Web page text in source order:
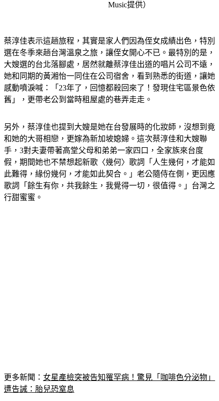
Music提供）
蔡淳佳表示這趟旅程，其實是家人們因為侄女成績出色，特別
選在冬季來趟台灣溫泉之旅，讓侄女開心不已。最特別的是，
大嫂選的台北落腳處，居然就離蔡淳佳出道的唱片公司不遠，
她和同期的黃湘怡一同住在公司宿舍，看到熟悉的街道，讓她
感動噴淚喊：「23年了，回憶都殺回來了！發現住宅區景色依
舊」，更帶老公到當時租屋處的巷弄走走。
另外，蔡淳佳也提到大嫂是她在台發展時的化妝師，沒想到竟
和她的大哥相戀，更嫁為新加坡媳婦。這次蔡淳佳和大嫂聯
手，3對夫妻帶著高堂父母和弟弟一家四口，全家族來台度
假，期間她也不禁想起新歌〈幾何〉歌詞「人生幾何，才能如
此難得，緣份幾何，才能如此契合。」老公隨侍在側，更因應
歌詞「餘生有你，共我餘生，我覺得一切，很值得。」台灣之
行甜蜜蜜。
更多新聞： 女星產檢突被告知罹罕病！驚見「咖啡色分泌物」
遭告誡：胎兒恐窒息